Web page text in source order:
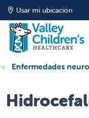
Usar mi ubicación
Enfermedades